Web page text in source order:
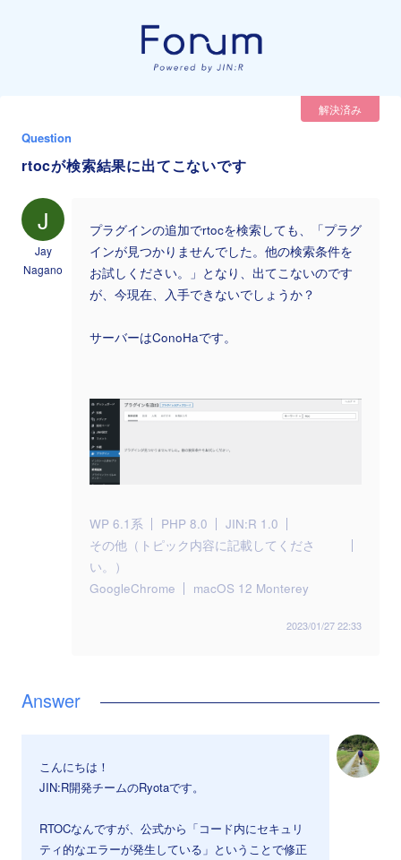
解決済み
Question
rtocが検索結果に出てこないです
J
Jay
Nagano
プラグインの追加でrtocを検索しても、「プラグ
インが見つかりませんでした。他の検索条件を
お試しください。」となり、出てこないのです
が、今現在、入手できないでしょうか？
サーバーはConoHaです。
WP 6.1系 PHP 8.0
JIN:R 1.0
その他（トピック内容に記載してくださ
い。）
GoogleChrome
macOS 12 Monterey
2023/01/27 22:33
こんにちは！
JIN:R開発チームのRyotaです。
RTOCなんですが、公式から「コード内にセキュリ
ティ的なエラーが発生している」ということで修正